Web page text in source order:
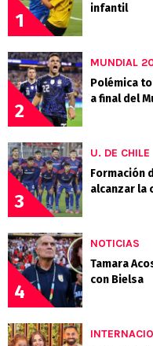
1
infantil
2
MUNDIAL
Polémica
a final del
3
U. DE CHILE
Formación
alcanzar la
4
NOTICIAS
Tamara
con Bielsa